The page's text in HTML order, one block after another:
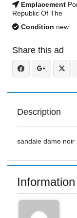
Emplacement
Republic Of The
Condition new
Share this ad
Description
sandale dame noir